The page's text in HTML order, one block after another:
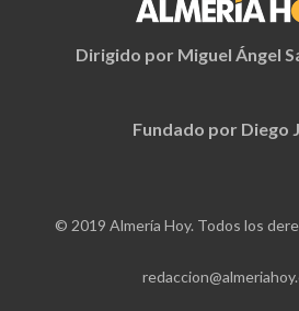
Dirigido por Miguel Ángel
Fundado por Diego
© 2019 Almería Hoy. Todos los